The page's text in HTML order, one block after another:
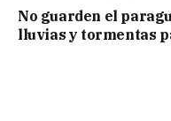
No guarden el
lluvias y tormentas